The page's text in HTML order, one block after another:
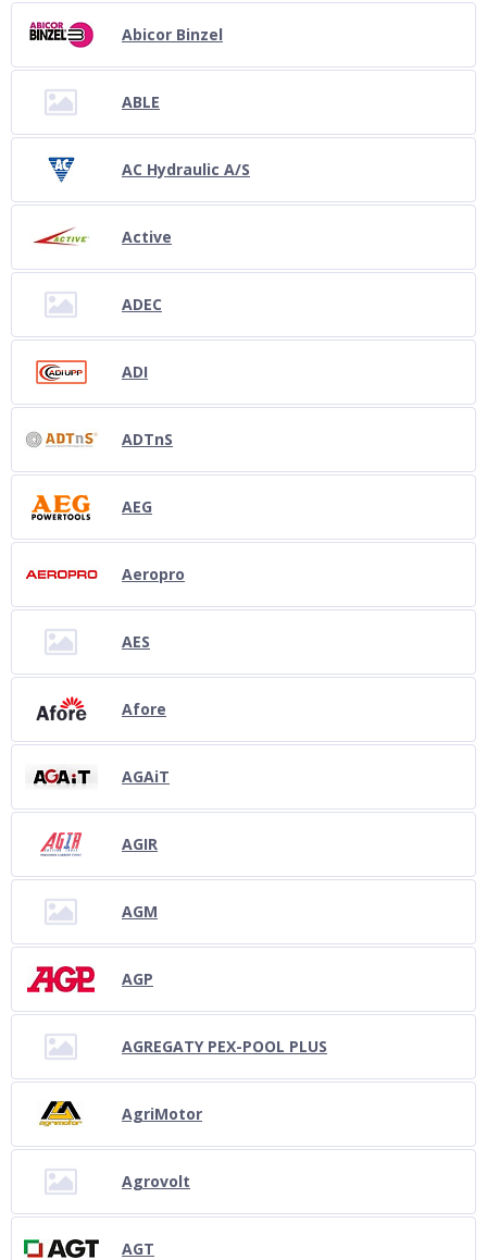
Abicor Binzel
ABLE
AC Hydraulic A/S
Active
ADEC
ADI
ADTnS
AEG
Aeropro
AES
Aforе
AGAiT
AGIR
AGM
AGP
AGREGATY PEX-POOL PLUS
AgriMotor
Agrovolt
AGT